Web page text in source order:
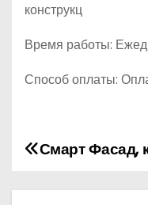
конструкц
Время работы:
Способ оплаты:
Н
а
Смарт Фасад,